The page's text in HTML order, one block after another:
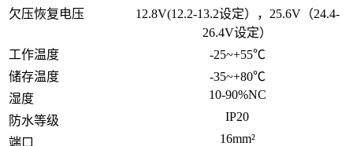
欠压恢复电压
12.8V(12.2-13.2设定），25.6V（24.4-
26.4V设定）
工作温度
-25~+55℃
储存温度
-35~+80℃
湿度
10-90%NC
防水等级
IP20
端口
16mm²